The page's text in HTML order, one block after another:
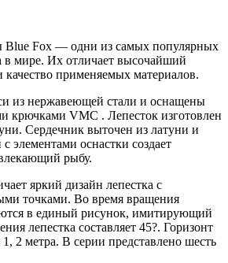
Fox — одни из самых популярных
в мире. Их отличает высочайший
качество применяемых материалов.
из нержавеющей стали и оснащены
крючками VMC . Лепесток изготовлен
Сердечник выточен из латуни и
элементами оснастки создает
рыбу.
яркий дизайн лепестка с
точками. Во время вращения
в единый рисунок, имитирующий
лепестка составляет 45?. Горизонт
1, 2 метра. В серии представлено шесть